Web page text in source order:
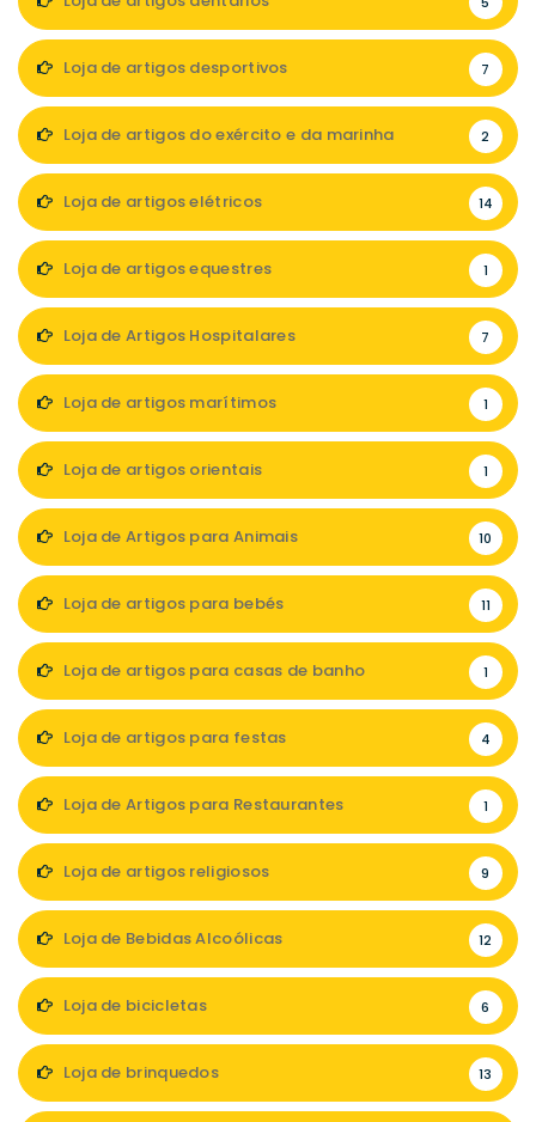
Loja de artigos desportivos 7
Loja de artigos do exército e da marinha 2
Loja de artigos elétricos 14
Loja de artigos equestres 1
Loja de Artigos Hospitalares 7
Loja de artigos marítimos 1
Loja de artigos orientais 1
Loja de Artigos para Animais 10
Loja de artigos para bebés 11
Loja de artigos para casas de banho 1
Loja de artigos para festas 4
Loja de Artigos para Restaurantes 1
Loja de artigos religiosos 9
Loja de Bebidas Alcoólicas 12
Loja de bicicletas 6
Loja de brinquedos 13